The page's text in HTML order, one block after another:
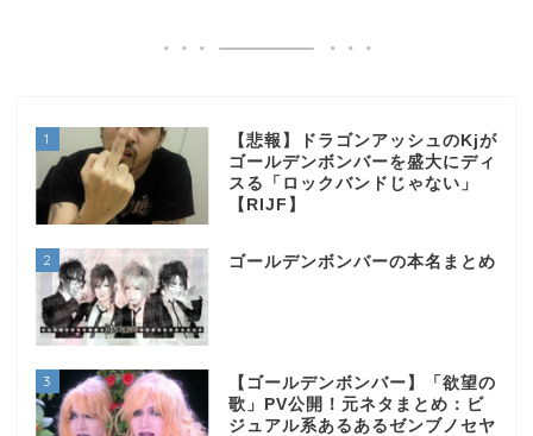
1
【悲報】ドラゴンアッシュのKjが
ゴールデンボンバーを盛大にディ
スる「ロックバンドじゃない」
【RIJF】
2 ゴールデンボンバーの本名まとめ
3
【ゴールデンボンバー】「欲望の
歌」PV公開！元ネタまとめ：ビ
ジュアル系あるあるゼンブノセヤ